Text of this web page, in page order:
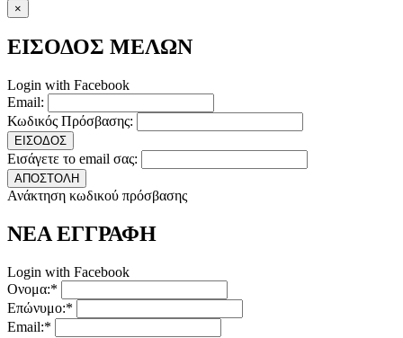
×
ΕΙΣΟΔΟΣ ΜΕΛΩΝ
Login with Facebook
Email:
Κωδικός Πρόσβασης:
ΕΙΣΟΔΟΣ
Εισάγετε το email σας:
ΑΠΟΣΤΟΛΗ
Ανάκτηση κωδικού πρόσβασης
ΝΕΑ ΕΓΓΡΑΦΗ
Login with Facebook
Ονομα:*
Επώνυμο:*
Email:*